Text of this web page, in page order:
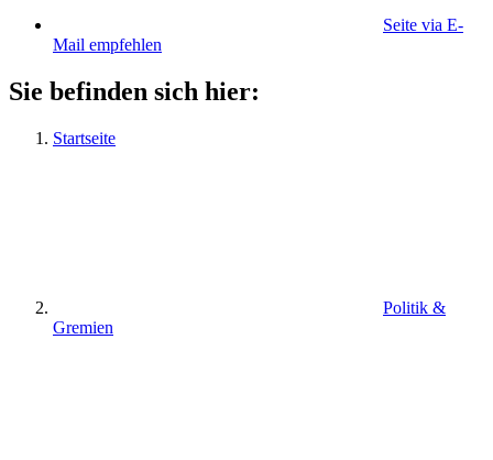
Seite via E-
Mail empfehlen
Sie befinden sich hier:
Startseite
Politik &
Gremien